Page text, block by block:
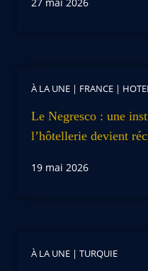
27 mai 2026
À LA UNE | FRANCE |
Le Negresco : une
l’hôtellerie devient
19 mai 2026
À LA UNE | TURQUIE